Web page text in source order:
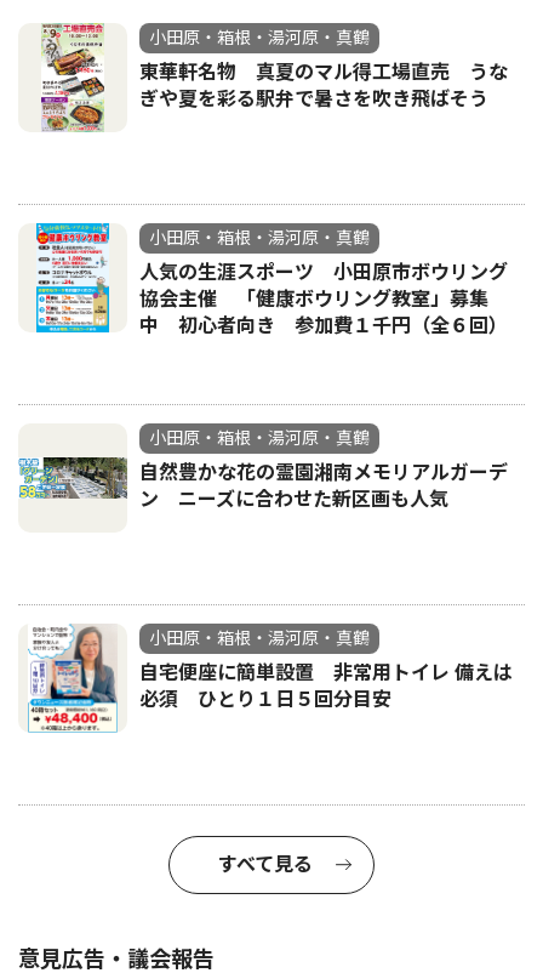
小田原・箱根・湯河原・真鶴
東華軒名物 真夏のマル得工場直売 うな
ぎや夏を彩る駅弁で暑さを吹き飛ばそう
小田原・箱根・湯河原・真鶴
人気の生涯スポーツ 小田原市ボウリング
協会主催 「健康ボウリング教室」募集
中 初心者向き 参加費１千円（全６回）
小田原・箱根・湯河原・真鶴
自然豊かな花の霊園湘南メモリアルガーデ
ン ニーズに合わせた新区画も人気
小田原・箱根・湯河原・真鶴
自宅便座に簡単設置 非常用トイレ 備えは
必須 ひとり１日５回分目安
すべて見る
意見広告・議会報告